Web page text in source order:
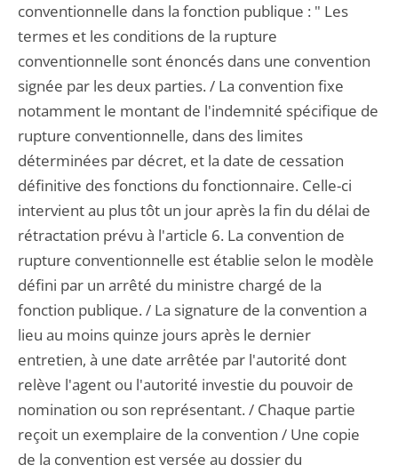
conventionnelle dans la fonction publique : " Les
termes et les conditions de la rupture
conventionnelle sont énoncés dans une convention
signée par les deux parties. / La convention fixe
notamment le montant de l'indemnité spécifique de
rupture conventionnelle, dans des limites
déterminées par décret, et la date de cessation
définitive des fonctions du fonctionnaire. Celle-ci
intervient au plus tôt un jour après la fin du délai de
rétractation prévu à l'article 6. La convention de
rupture conventionnelle est établie selon le modèle
défini par un arrêté du ministre chargé de la
fonction publique. / La signature de la convention a
lieu au moins quinze jours après le dernier
entretien, à une date arrêtée par l'autorité dont
relève l'agent ou l'autorité investie du pouvoir de
nomination ou son représentant. / Chaque partie
reçoit un exemplaire de la convention / Une copie
de la convention est versée au dossier du